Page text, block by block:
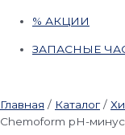
% АКЦИИ
ЗАПАСНЫЕ
Главная / Каталог /
Chemoform pH-